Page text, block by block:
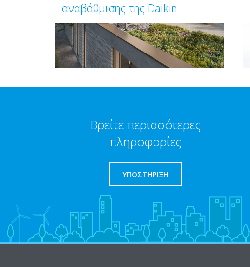
αναβάθμισης της Daikin
Βρείτε περισσότερες
πληροφορίες
ΥΠΟΣΤΗΡΙΞΗ